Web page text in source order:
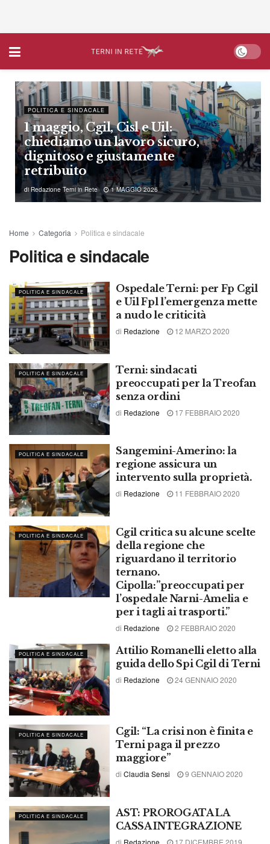
POLITICA E SINDACALE
1 maggio, Cgil, Cisl e Uil:
chiediamo un lavoro sicuro,
dignitoso e giustamente
retribuito
di Redazione Terni in Rete 1 MAGGIO 2026
Home Categoria Politica e sindacale
Politica e sindacale
POLITICA E SINDACALE
Ospedale Terni: per Fp Cgil
e Uil Fpl l’emergenza mette
a nudo le criticità
di Redazione 12 MARZO 2020
POLITICA E SINDACALE
Terni: sindacati
preoccupati per la Treofan
senza ordini
di Redazione 17 FEBBRAIO 2020
POLITICA E SINDACALE
Sangemini-Amerino: la
regione assicura un
intervento sulla proprietà.
di Redazione 11 FEBBRAIO 2020
POLITICA E SINDACALE
Cgil critica su alcune scelte
della regione che
riguardano il territorio
ternano.
Cipolla:”preoccupati per
l’ospedale Narni-Amelia e
per i tagli ai trasporti.”
di Redazione 2 FEBBRAIO 2020
POLITICA E SINDACALE
Attilio Romanelli eletto alla
guida dello Spi Cgil di Terni
di Redazione 24 GENNAIO 2020
POLITICA E SINDACALE
Cgil: “La crisi non è finita e
Terni paga il prezzo
maggiore”
di Claudia Sensi 9 GENNAIO 2020
POLITICA E SINDACALE
AST: PROROGATA LA
CASSA INTEGRAZIONE
di Redazione 17 DICEMBRE 2019